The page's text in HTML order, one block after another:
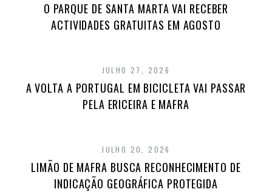
O PARQUE DE SANTA MARTA VAI RECEBER
ACTIVIDADES GRATUITAS EM AGOSTO
JULHO 27, 2026
A VOLTA A PORTUGAL EM BICICLETA VAI PASSAR
PELA ERICEIRA E MAFRA
JULHO 20, 2026
LIMÃO DE MAFRA BUSCA RECONHECIMENTO DE
INDICAÇÃO GEOGRÁFICA PROTEGIDA